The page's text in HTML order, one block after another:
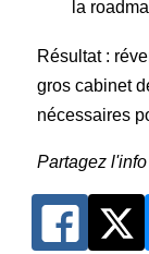
la
Résultat :
gros cabinet
nécessaires
Partagez